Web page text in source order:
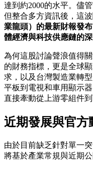
達到約2000的水平。儘
但整合多方資訊後，這
業龍頭）的最新財報發
體經濟與科技供應鏈的
為何這股討論聲浪值得
的財務指標，更是全球
求，以及台灣製造業轉
平板到電視和車用顯示
直接牽動從上游零組件
近期發展與官方
由於目前缺乏針對單一
將基於產業常規與近期